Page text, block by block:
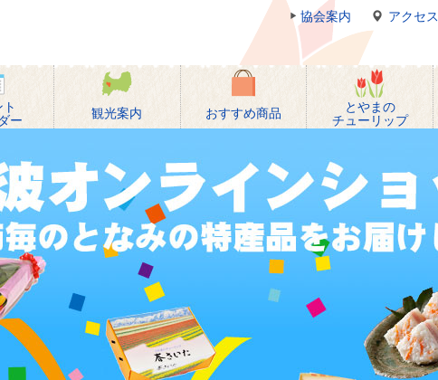
協会案内 アクセス
ー
観光案内 おすすめ商品
とやまの
チューリップ